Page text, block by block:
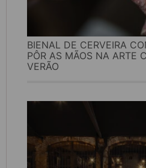
BIENAL DE CERVEIRA
PÔR AS MÃOS NA ARTE
VERÃO